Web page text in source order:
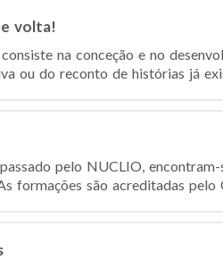
volta!
na conceção e no
ou do reconto de histórias já
pelo NUCLIO,
formações são acreditadas pelo